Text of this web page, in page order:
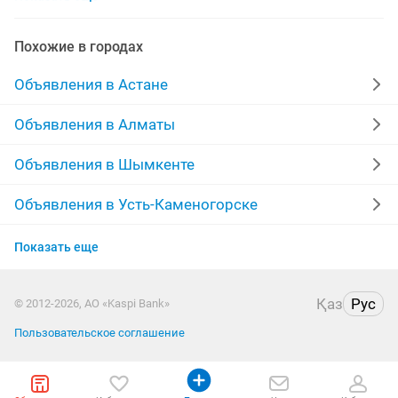
Похожие в городах
Объявления в Астане
Объявления в Алматы
Объявления в Шымкенте
Объявления в Усть-Каменогорске
Объявления в Актобе
Объявления в Костанае
Объявления в Павлодаре
Показать еще
© 2012-2026, АО «Kaspi Bank» Қаз Рус
Пользовательское соглашение